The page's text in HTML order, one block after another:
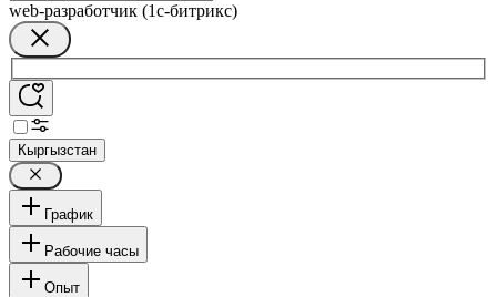
web-разработчик (1с-битрикс)
Кыргызстан
График
Рабочие часы
Опыт